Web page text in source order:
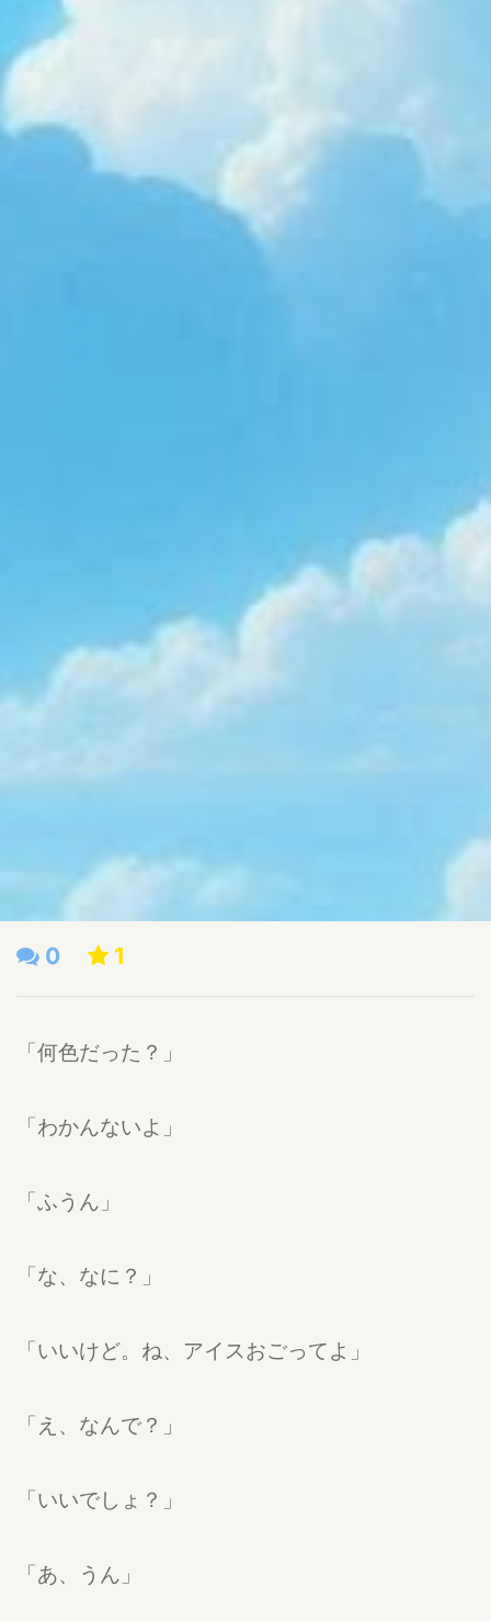
0 1
「何色だった？」
「わかんないよ」
「ふうん」
「な、なに？」
「いいけど。ね、アイスおごってよ」
「え、なんで？」
「いいでしょ？」
「あ、うん」